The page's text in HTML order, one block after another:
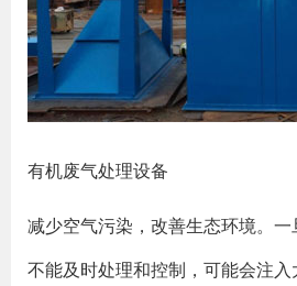
有机废气处理设备
减少空气污染，改善生态环境。
不能及时处理和控制，可能会注